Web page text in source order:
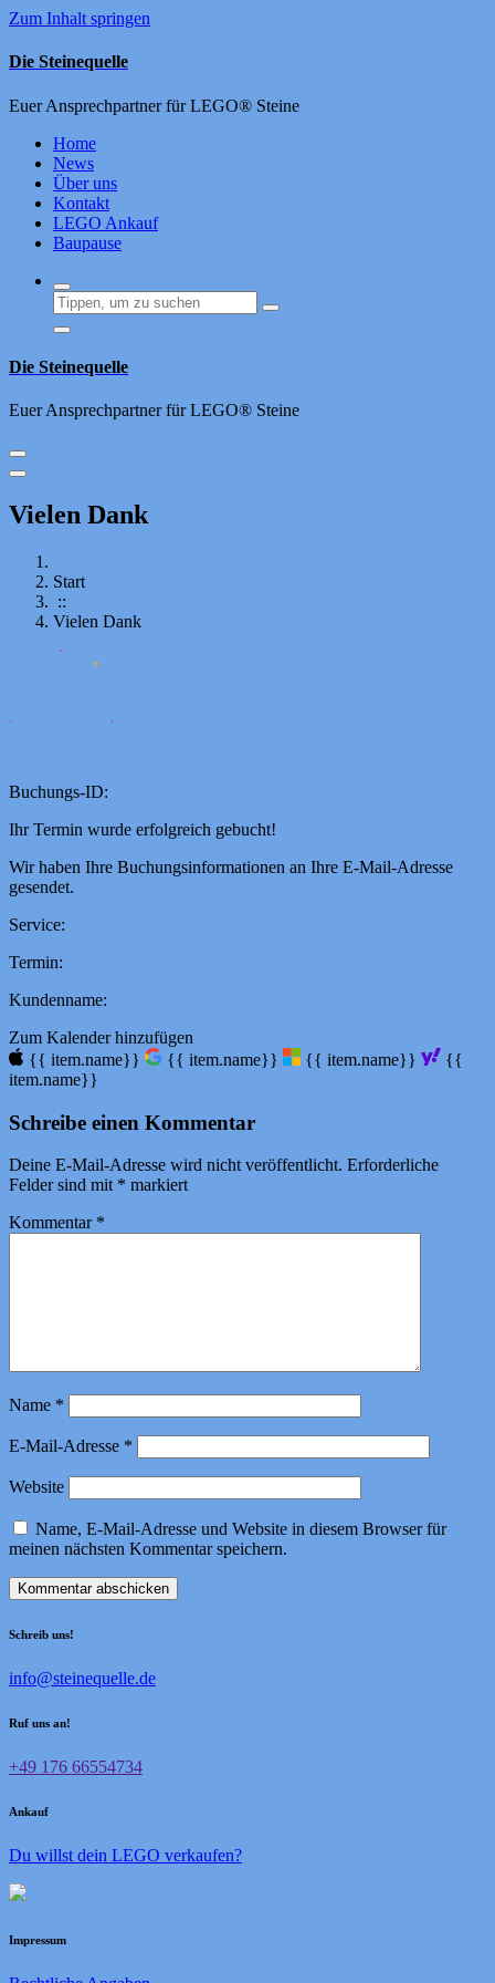
Zum Inhalt springen
Die Steinequelle
Euer Ansprechpartner für LEGO® Steine
Home
News
Über uns
Kontakt
LEGO Ankauf
Baupause
Die Steinequelle
Euer Ansprechpartner für LEGO® Steine
Vielen Dank
Start
::
Vielen Dank
Buchungs-ID:
Ihr Termin wurde erfolgreich gebucht!
Wir haben Ihre Buchungsinformationen an Ihre E-Mail-Adresse
gesendet.
Service:
Termin:
Kundenname:
Zum Kalender hinzufügen
{{ item.name}}
{{ item.name}} {{ item.name}}
{{
item.name}}
Schreibe einen Kommentar
Deine E-Mail-Adresse wird nicht veröffentlicht. Erforderliche
Felder sind mit * markiert
Kommentar *
Name *
E-Mail-Adresse *
Website
Name, E-Mail-Adresse und Website in diesem Browser für
meinen nächsten Kommentar speichern.
Schreib uns!
info@steinequelle.de
Ruf uns an!
+49 176 66554734
Ankauf
Du willst dein LEGO verkaufen?
Impressum